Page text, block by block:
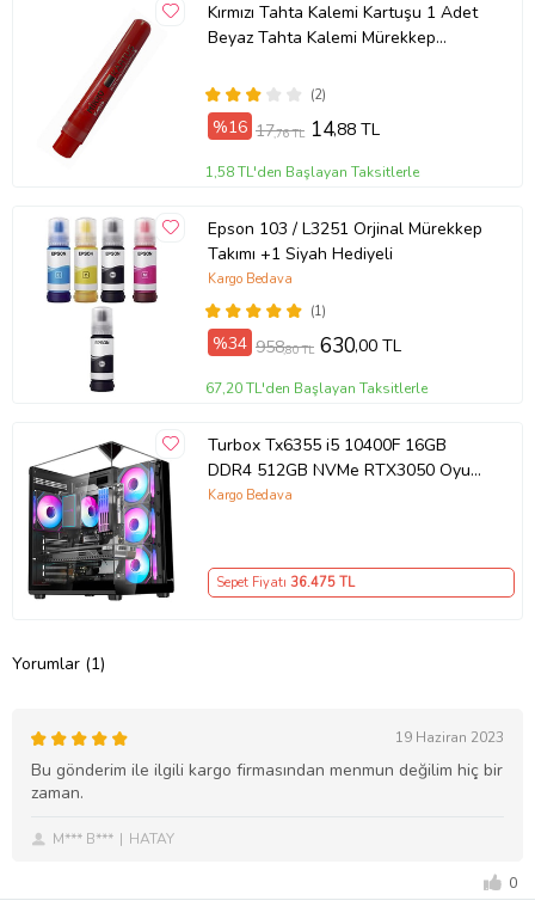
Kırmızı Tahta Kalemi Kartuşu 1 Adet
Beyaz Tahta Kalemi Mürekkep
(2)
%16 17,76 TL 14,88 TL
1,58 TL'den Başlayan Taksitlerle
Epson 103 / L3251 Orjinal Mürekkep
Takımı +1 Siyah Hediyeli
(1)
Kargo Bedava
%34 958,80 TL 630,00 TL
67,20 TL'den Başlayan Taksitlerle
Turbox Tx6355 i5 10400F 16GB
DDR4 512GB NVMe RTX3050 Oyun
Hazır Sistem
Kargo Bedava
Sepet Fiyatı 36.475TL
Yorumlar (1)
19 Haziran 2023
Bu gönderim ile ilgili kargo firmasından menmun değilim hiç bir
zaman.
M*** B*** HATAY
0